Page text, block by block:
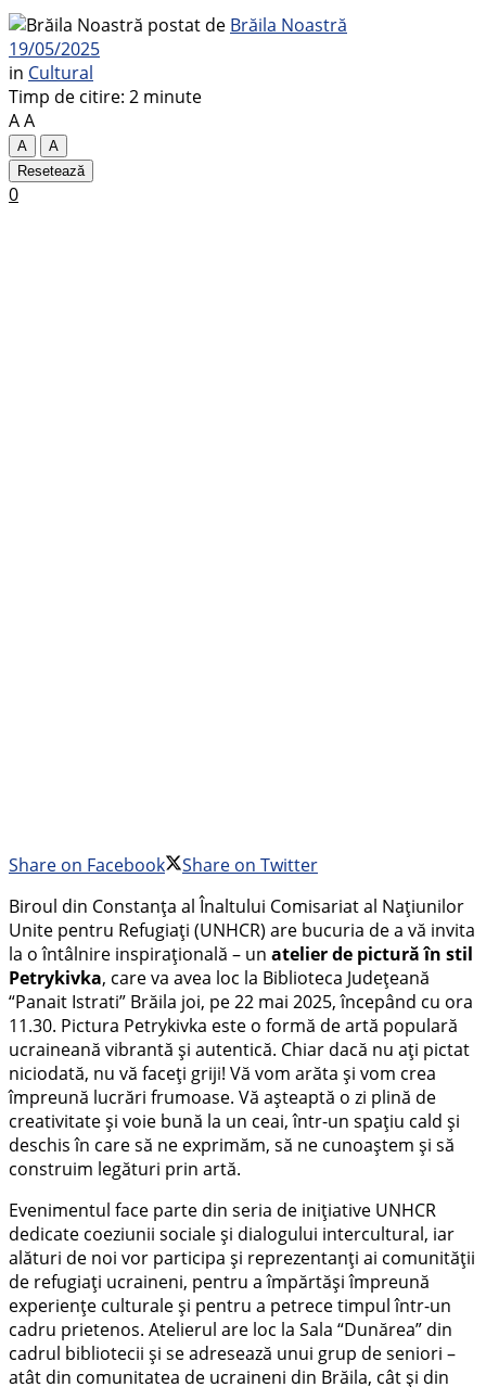
postat de Brăila Noastră
19/05/2025
in Cultural
Timp de citire: 2 minute
AA
A
A
Resetează
0
Share on Facebook
Share on Twitter
Biroul din Constanța al Înaltului Comisariat al Națiunilor
Unite pentru Refugiați (UNHCR) are bucuria de a vă invita
la o întâlnire inspirațională – un atelier de pictură în stil
Petrykivka, care va avea loc la Biblioteca Județeană
“Panait Istrati” Brăila joi, pe 22 mai 2025, începând cu ora
11.30. Pictura Petrykivka este o formă de artă populară
ucraineană vibrantă și autentică. Chiar dacă nu ați pictat
niciodată, nu vă faceți griji! Vă vom arăta și vom crea
împreună lucrări frumoase. Vă așteaptă o zi plină de
creativitate și voie bună la un ceai, într-un spațiu cald și
deschis în care să ne exprimăm, să ne cunoaștem și să
construim legături prin artă.
Evenimentul face parte din seria de inițiative UNHCR
dedicate coeziunii sociale și dialogului intercultural, iar
alături de noi vor participa și reprezentanți ai comunității
de refugiați ucraineni, pentru a împărtăși împreună
experiențe culturale și pentru a petrece timpul într-un
cadru prietenos. Atelierul are loc la Sala “Dunărea” din
cadrul bibliotecii și se adresează unui grup de seniori –
atât din comunitatea de ucraineni din Brăila, cât și din